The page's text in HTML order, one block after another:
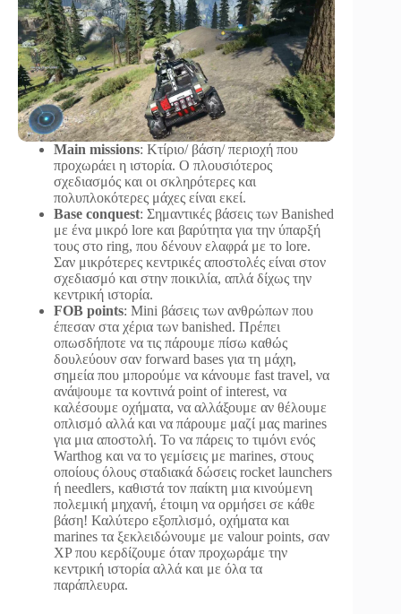
Main missions: Κτίριο/ βάση/ περιοχή που
προχωράει η ιστορία. Ο πλουσιότερος
σχεδιασμός και οι σκληρότερες και
πολυπλοκότερες μάχες είναι εκεί.
Base conquest: Σημαντικές βάσεις των Banished
με ένα μικρό lore και βαρύτητα για την ύπαρξή
τους στο ring, που δένουν ελαφρά με το lore.
Σαν μικρότερες κεντρικές αποστολές είναι στον
σχεδιασμό και στην ποικιλία, απλά δίχως την
κεντρική ιστορία.
FOB points: Mini βάσεις των ανθρώπων που
έπεσαν στα χέρια των banished. Πρέπει
οπωσδήποτε να τις πάρουμε πίσω καθώς
δουλεύουν σαν forward bases για τη μάχη,
σημεία που μπορούμε να κάνουμε fast travel, να
ανάψουμε τα κοντινά point of interest, να
καλέσουμε οχήματα, να αλλάξουμε αν θέλουμε
οπλισμό αλλά και να πάρουμε μαζί μας marines
για μια αποστολή. Το να πάρεις το τιμόνι ενός
Warthog και να το γεμίσεις με marines, στους
οποίους όλους σταδιακά δώσεις rocket launchers
ή needlers, καθιστά τον παίκτη μια κινούμενη
πολεμική μηχανή, έτοιμη να ορμήσει σε κάθε
βάση! Καλύτερο εξοπλισμό, οχήματα και
marines τα ξεκλειδώνουμε με valour points, σαν
XP που κερδίζουμε όταν προχωράμε την
κεντρική ιστορία αλλά και με όλα τα
παράπλευρα.